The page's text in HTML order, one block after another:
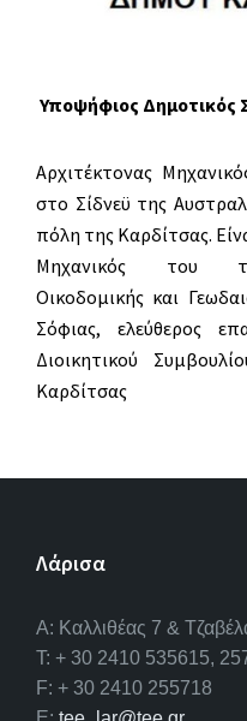
Υποψήφιος Δημοτικός
Αρχιτέκτονας
στο Σίδνεϋ της
πόλη της Καρδίτσας.
Μηχανικός του
Οικοδομικής και
Σόφιας, ελεύθερος
Διοικητικού
Καρδίτσας
Λάρισα
A: Καλλιθέας 7 &
T: + 30 2410 535615,
F: + 30 2410 255718